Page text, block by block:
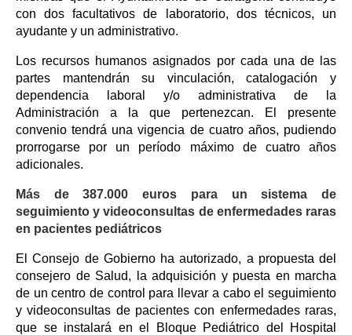
con dos facultativos de laboratorio, dos técnicos, un
ayudante y un administrativo.
Los recursos humanos asignados por cada una de las
partes mantendrán su vinculación, catalogación y
dependencia laboral y/o administrativa de la
Administración a la que pertenezcan. El presente
convenio tendrá una vigencia de cuatro años, pudiendo
prorrogarse por un período máximo de cuatro años
adicionales.
Más de 387.000 euros para un sistema de
seguimiento y videoconsultas de enfermedades raras
en pacientes pediátricos
El Consejo de Gobierno ha autorizado, a propuesta del
consejero de Salud, la adquisición y puesta en marcha
de un centro de control para llevar a cabo el seguimiento
y videoconsultas de pacientes con enfermedades raras,
que se instalará en el Bloque Pediátrico del Hospital